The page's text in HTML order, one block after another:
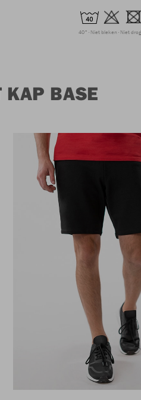
40° Niet bleken Niet
KAP BASE